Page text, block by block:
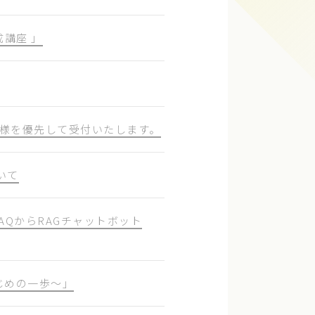
座 」
優先して受付いたします。
て
からRAGチャットボット
の一歩～」